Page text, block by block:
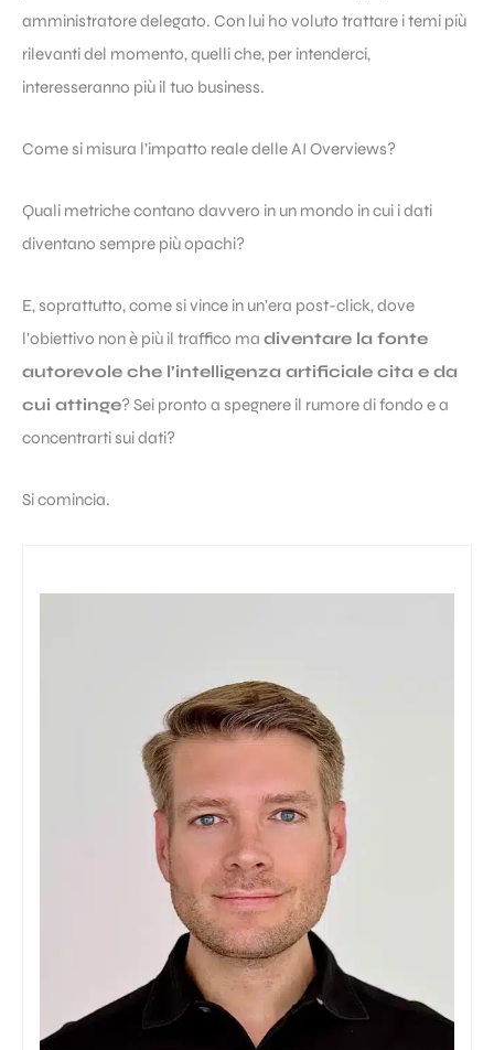
amministratore delegato. Con lui ho voluto trattare i temi più
rilevanti del momento, quelli che, per intenderci,
interesseranno più il tuo business.
Come si misura l’impatto reale delle AI Overviews?
Quali metriche contano davvero in un mondo in cui i dati
diventano sempre più opachi?
E, soprattutto, come si vince in un’era post-click, dove
l’obiettivo non è più il traffico ma diventare la fonte
autorevole che l’intelligenza artificiale cita e da
cui attinge? Sei pronto a spegnere il rumore di fondo e a
concentrarti sui dati?
Si comincia.